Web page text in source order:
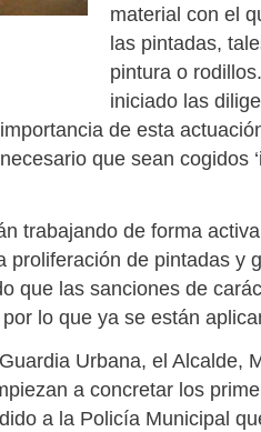
material con el
las pintadas,
pintura o
iniciado las
de esta
que sean cogidos
trabajando de forma
de pintadas y
que las sanciones de
lo que ya se están
Urbana, el Alcalde,
a concretar los
a la Policía Municipal